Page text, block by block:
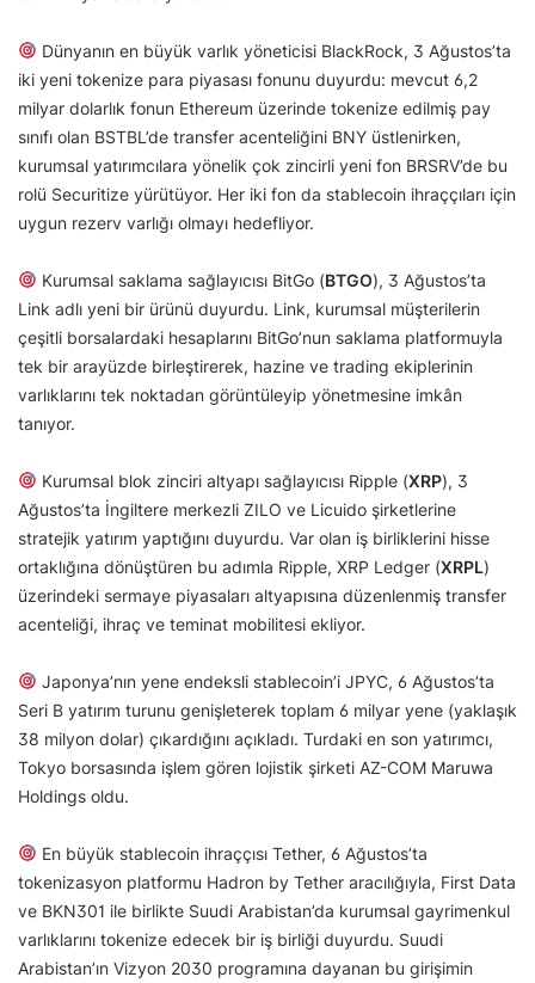
Dünyanın en büyük varlık yöneticisi BlackRock, 3 Ağustos’ta
iki yeni tokenize para piyasası fonunu duyurdu: mevcut 6,2
milyar dolarlık fonun Ethereum üzerinde tokenize edilmiş pay
sınıfı olan BSTBL’de transfer acenteliğini BNY üstlenirken,
kurumsal yatırımcılara yönelik çok zincirli yeni fon BRSRV’de bu
rolü Securitize yürütüyor. Her iki fon da stablecoin ihraççıları için
uygun rezerv varlığı olmayı hedefliyor.
Kurumsal saklama sağlayıcısı BitGo (BTGO), 3 Ağustos’ta
Link adlı yeni bir ürünü duyurdu. Link, kurumsal müşterilerin
çeşitli borsalardaki hesaplarını BitGo’nun saklama platformuyla
tek bir arayüzde birleştirerek, hazine ve trading ekiplerinin
varlıklarını tek noktadan görüntüleyip yönetmesine imkân
tanıyor.
Kurumsal blok zinciri altyapı sağlayıcısı Ripple (XRP), 3
Ağustos’ta İngiltere merkezli ZILO ve Licuido şirketlerine
stratejik yatırım yaptığını duyurdu. Var olan iş birliklerini hisse
ortaklığına dönüştüren bu adımla Ripple, XRP Ledger (XRPL)
üzerindeki sermaye piyasaları altyapısına düzenlenmiş transfer
acenteliği, ihraç ve teminat mobilitesi ekliyor.
Japonya’nın yene endeksli stablecoin’i JPYC, 6 Ağustos’ta
Seri B yatırım turunu genişleterek toplam 6 milyar yene (yaklaşık
38 milyon dolar) çıkardığını açıkladı. Turdaki en son yatırımcı,
Tokyo borsasında işlem gören lojistik şirketi AZ-COM Maruwa
Holdings oldu.
En büyük stablecoin ihraççısı Tether, 6 Ağustos’ta
tokenizasyon platformu Hadron by Tether aracılığıyla, First Data
ve BKN301 ile birlikte Suudi Arabistan’da kurumsal gayrimenkul
varlıklarını tokenize edecek bir iş birliği duyurdu. Suudi
Arabistan’ın Vizyon 2030 programına dayanan bu girişimin